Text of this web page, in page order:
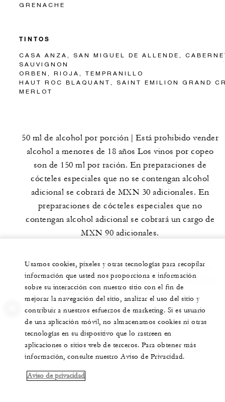
GRENACHE
TINTOS
CASA ANZA, SAN MIGUEL DE ALLENDE,
SAUVIGNON
ORBEN, RIOJA, TEMPRANILLO
HAUT ROC BLAQUANT, SAINT EMILION GRAND
MERLOT
50 ml de alcohol por porción | Está prohibido vender
alcohol a menores de 18 años Los vinos por copeo
son de 150 ml por ración. En preparaciones de
cócteles especiales que no se contengan alcohol
adicional se cobrará de MXN 30 adicionales. En
preparaciones de cócteles especiales que no
contengan alcohol adicional se cobrará un cargo de
MXN 90 adicionales.
Aceptamos pagos en efectivos, tarjetas de crédito y
tarjetas de débito. Precio en moneda nacional | IVA
incluido | Servicio no obligatorio
Usamos cookies, pixeles y otras tecnologías para recopilar
información que usted nos proporciona e información
sobre su interacción con nuestro sitio con el fin de
mejorar la navegación del sitio, analizar el uso del sitio y
contribuir a nuestros esfuerzos de marketing. Si es usuario
de una aplicación móvil, no almacenamos cookies ni otras
tecnologías en su dispositivo que lo rastreen en
aplicaciones o sitios web de terceros. Para obtener más
información, consulte nuestro Aviso de Privacidad.
Aviso de privacidad